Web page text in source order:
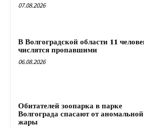
07.08.2026
В Волгоградской области 11
числятся пропавшими
06.08.2026
Обитателей зоопарка в парке
Волгограда спасают от аномальной
жары